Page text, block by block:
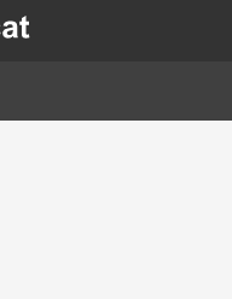
nova finestra.